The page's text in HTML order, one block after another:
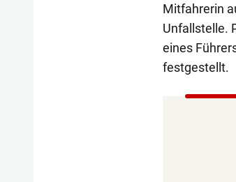
Mitfahrerin
Unfallstelle.
eines
festgestellt.